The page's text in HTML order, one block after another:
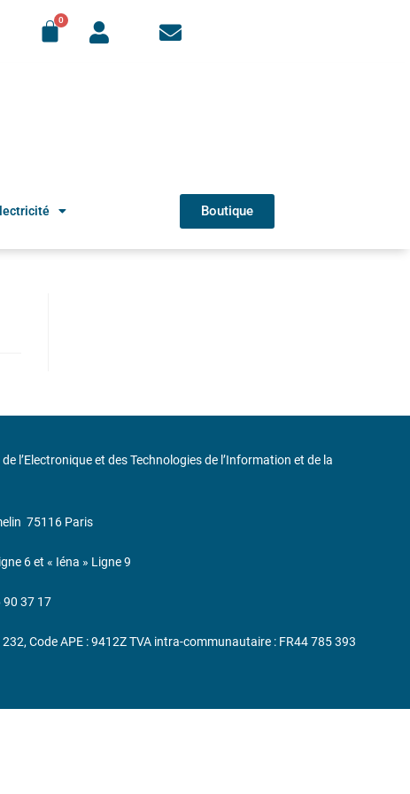
Boutique
de l’Electronique et des Technologies de l’Information et de la
75116 Paris
6 et « Iéna » Ligne 9
90 37 17
232, Code APE : 9412Z TVA intra-communautaire : FR44 785 393